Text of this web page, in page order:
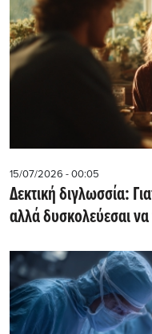
15/07/2026 - 00:05
Δεκτική διγλωσσία:
αλλά δυσκολεύεσαι να